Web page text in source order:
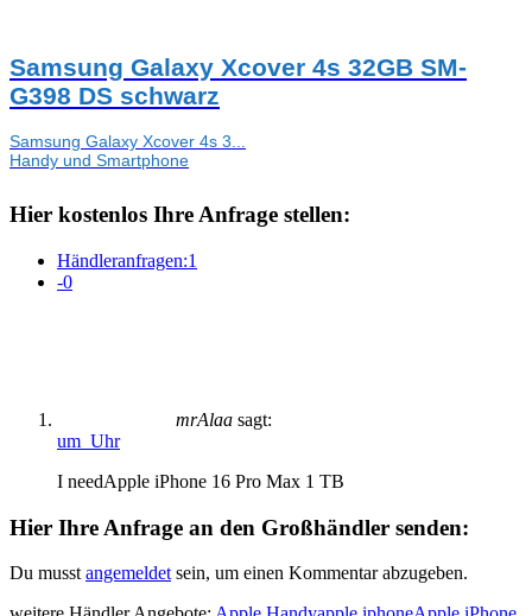
Samsung Galaxy Xcover 4s 32GB SM-
G398 DS schwarz
Samsung Galaxy Xcover 4s 3...
Handy und Smartphone
Hier kostenlos Ihre Anfrage stellen:
Händleranfragen:1
-0
mrAlaa sagt:
um Uhr
I needApple iPhone 16 Pro Max 1 TB
Hier Ihre Anfrage an den Großhändler senden:
Du musst angemeldet sein, um einen Kommentar abzugeben.